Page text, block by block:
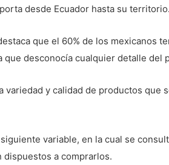
desde Ecuador hasta su territorio.
que el 60% de los mexicanos
que desconocía cualquier detalle del
y calidad de productos que
variable, en la cual se
a comprarlos.